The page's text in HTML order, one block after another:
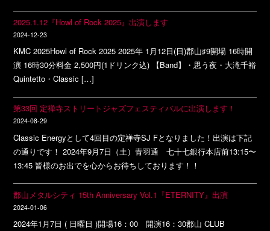
2025.1.12『Howl of Rock 2025』出演します
2024-12-23
KMC 2025Howl of Rock 2025 2025年 1月12日(日)郡山♯9開場 16時開
演 16時30分料金 2,500円(1ドリンク込) 【Band】・思う夜・大滝千裕
Quintetto・Classic […]
第33回 定禅寺ストリートジャズフェスティバルに出演します！
2024-08-29
Classic Energyとして4回目の定禅寺SJ Fとなりました！出演は下記
の通りです！ 2024年9月7日（土）青羽通 七十七銀行本店前13:15〜
13:45 皆様のお出でを心からお待ちしております！！
郡山メタルシティ 15th Anniversary Vol.1『ETERNITY』出演
2024-01-06
2024年1月7日 ( 日曜日 )開場16：00 開演16：30郡山 CLUB